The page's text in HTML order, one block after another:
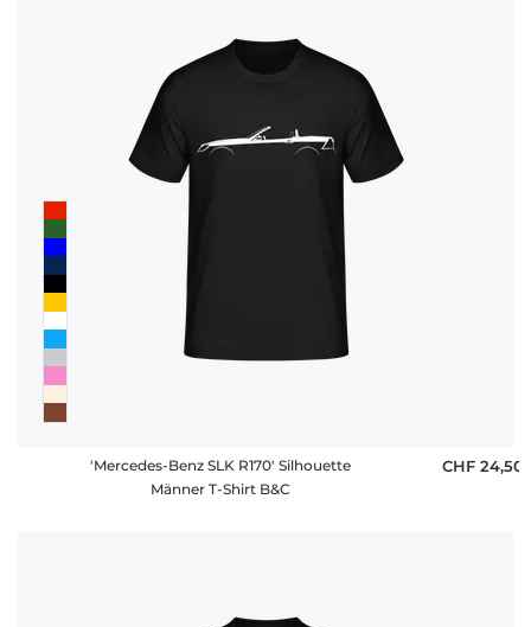
'Mercedes-Benz SLK R170' Silhouette
Männer T-Shirt B&C
CHF 24,50